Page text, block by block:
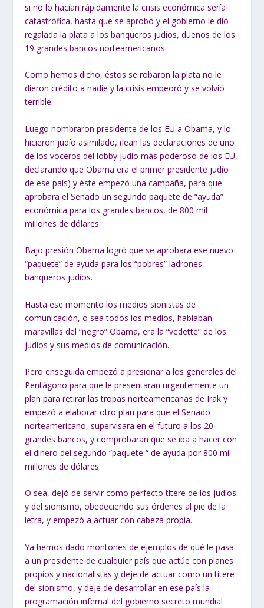
si no lo hacían rápidamente la crisis económica sería
catastrófica, hasta que se aprobó y el gobierno le dió
regalada la plata a los banqueros judíos, dueños de los
19 grandes bancos norteamericanos.
Como hemos dicho, éstos se robaron la plata no le
dieron crédito a nadie y la crisis empeoró y se volvió
terrible.
Luego nombraron presidente de los EU a Obama, y lo
hicieron judío asimilado, (lean las declaraciones de uno
de los voceros del lobby judío más poderoso de los EU,
declarando que Obama era el primer presidente judío
de ese país) y éste empezó una campaña, para que
aprobara el Senado un segundo paquete de “ayuda”
económica para los grandes bancos, de 800 mil
millones de dólares.
Bajo presión Obama logró que se aprobara ese nuevo
“paquete” de ayuda para los “pobres” ladrones
banqueros judíos.
Hasta ese momento los medios sionistas de
comunicación, o sea todos los medios, hablaban
maravillas del “negro” Obama, era la “vedette” de los
judíos y sus medios de comunicación.
Pero enseguida empezó a presionar a los generales del
Pentágono para que le presentaran urgentemente un
plan para retirar las tropas norteamericanas de Irak y
empezó a elaborar otro plan para que el Senado
norteamericano, supervisara en el futuro a los 20
grandes bancos, y comprobaran que se iba a hacer con
el dinero del segundo “paquete “ de ayuda por 800 mil
millones de dólares.
O sea, dejó de servir como perfecto títere de los judíos
y del sionismo, obedeciendo sus órdenes al pie de la
letra, y empezó a actuar con cabeza propia.
Ya hemos dado montones de ejemplos de qué le pasa
a un presidente de cualquier país que actúe con planes
propios y nacionalistas y deje de actuar como un títere
del sionismo, y deje de desarrollar en ese país la
programación infernal del gobierno secreto mundial